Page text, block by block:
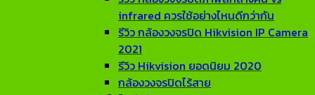
infrared ควรใช้อย่างไหนดีกว่ากัน
รีวิว กล้องวงจรปิด Hikvision IP Camera
2021
รีวิว Hikvision ยอดนิยม 2020
กล้องวงจรปิดไร้สาย